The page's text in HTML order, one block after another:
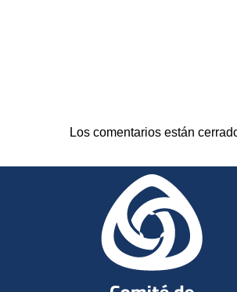
Los comentarios están